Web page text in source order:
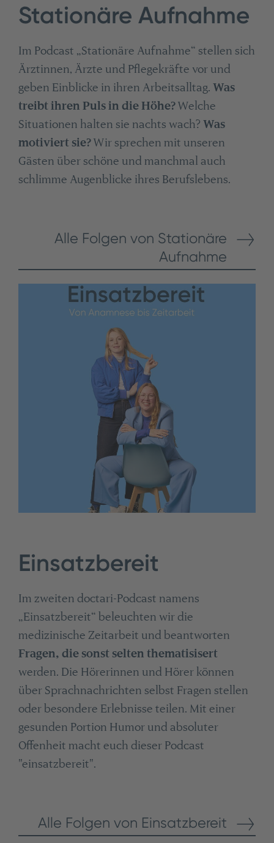
Stationäre Aufnahme
Im Podcast „Stationäre Aufnahme“ stellen sich
Ärztinnen, Ärzte und Pflegekräfte vor und
geben Einblicke in ihren Arbeitsalltag. Was
treibt ihren Puls in die Höhe?Welche
Situationen halten sie nachts wach? Was
motiviert sie?Wir sprechen mit unseren
Gästen über schöne und manchmal auch
schlimme Augenblicke ihres Berufslebens.
Alle Folgen von Stationäre
Aufnahme
Einsatzbereit
Im zweiten doctari-Podcast namens
„Einsatzbereit“ beleuchten wir die
medizinische Zeitarbeit und beantworten
Fragen, die sonst selten thematisisert
werden. Die Hörerinnen und Hörer können
über Sprachnachrichten selbst Fragen stellen
oder besondere Erlebnisse teilen. Mit einer
gesunden Portion Humor und absoluter
Offenheit macht euch dieser Podcast
"einsatzbereit".
Alle Folgen von Einsatzbereit